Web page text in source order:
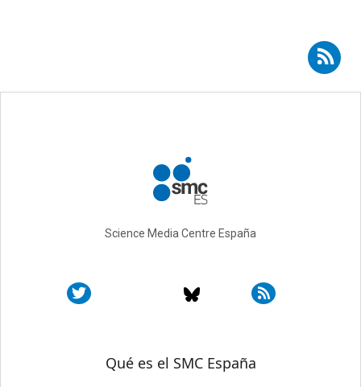
Suscribirse a RSS - Antonio Pich
Science Media Centre España
Sobre SMC España
Qué es el SMC España